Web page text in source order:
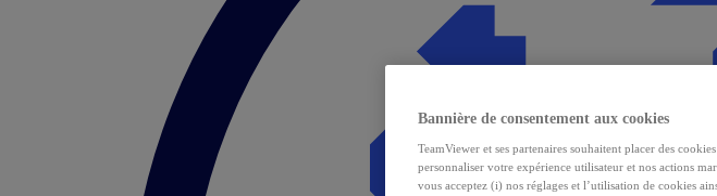
Bannière de consentement aux cookies
TeamViewer et ses partenaires souhaitent placer des
personnaliser votre expérience utilisateur et nos actions
vous acceptez (i) nos réglages et l’utilisation de cookies